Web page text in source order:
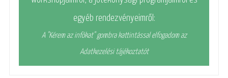
egyéb rendezvényeimről:
A "Kérem az infókat" gombra kattintással elfogadom az
Adatkezelési tájékoztatót